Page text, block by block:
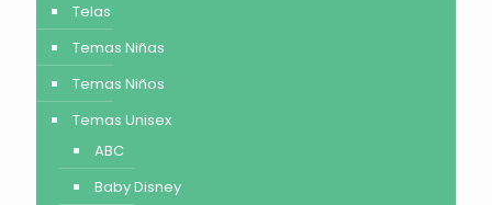
Telas
Temas Niñas
Temas Niños
Temas Unisex
ABC
Baby Disney